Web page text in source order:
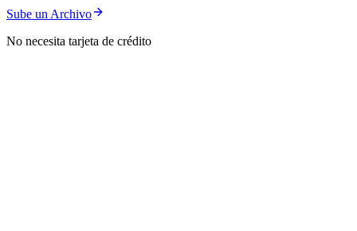
Sube un Archivo
No necesita tarjeta de crédito